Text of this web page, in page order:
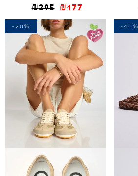
₪295 ₪177
-40%
-20%